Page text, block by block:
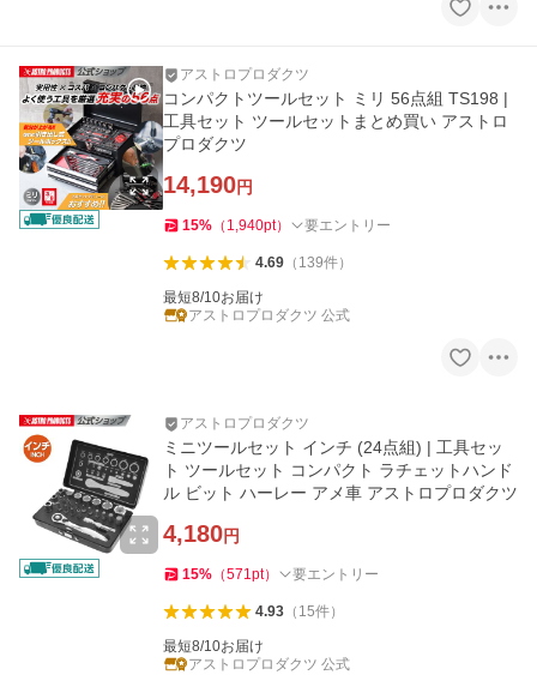
アストロプロダクツ
コンパクトツールセット ミリ 56点組 TS198 |
工具セット ツールセットまとめ買い アストロ
プロダクツ
14,190円
15% （ 1,940pt） 要エントリー
4.69（ 139件）
最短8/10お届け
アストロプロダクツ 公式
アストロプロダクツ
ミニツールセット インチ (24点組) | 工具セッ
ト ツールセット コンパクト ラチェットハンド
ル ビット ハーレー アメ車 アストロプロダクツ
4,180円
15% （571pt） 要エントリー
4.93（ 15件）
最短8/10お届け
アストロプロダクツ 公式